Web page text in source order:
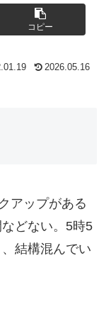
コピー
2026.05.16
アップがある
どない。5時5
結構混んでい